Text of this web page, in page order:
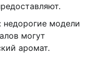
недорогие модели
могут
аромат.